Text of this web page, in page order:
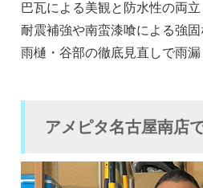
巴瓦による美観と防水性の両立
耐震補強や南蛮漆喰による強固
雨樋・谷部の徹底見直しで雨
アメピタ名古屋南店